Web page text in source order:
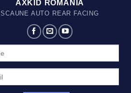
AXKID ROMANIA
SCAUNE AUTO REAR FACING